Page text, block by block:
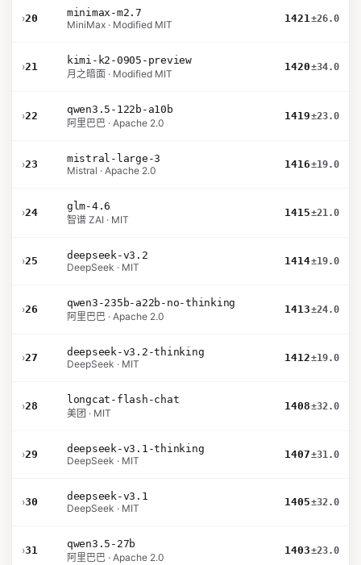
›20
minimax-m2.7
MiniMax · Modified MIT
1421±26.0
›21
kimi-k2-0905-preview
月之暗面 · Modified MIT
1420±34.0
›22
qwen3.5-122b-a10b
阿里巴巴 · Apache 2.0
1419±23.0
›23
mistral-large-3
Mistral · Apache 2.0
1416±19.0
›24
glm-4.6
智谱 ZAI · MIT
1415±21.0
›25
deepseek-v3.2
DeepSeek · MIT
1414±19.0
›26
qwen3-235b-a22b-no-thinking
阿里巴巴 · Apache 2.0
1413±24.0
›27
deepseek-v3.2-thinking
DeepSeek · MIT
1412±19.0
›28
longcat-flash-chat
美团 · MIT
1408±32.0
›29
deepseek-v3.1-thinking
DeepSeek · MIT
1407±31.0
›30
deepseek-v3.1
DeepSeek · MIT
1405±32.0
›31
qwen3.5-27b
阿里巴巴 · Apache 2.0
1403±23.0